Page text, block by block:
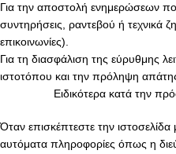
Για την αποστολή ενημερώσεων
συντηρήσεις, ραντεβού ή τεχνικά
επικοινωνίες).
Για τη διασφάλιση της εύρυθμης
ιστοτόπου και την πρόληψη
Ειδικότερα κατά την
Όταν επισκέπτεστε την ιστοσελίδα
αυτόματα πληροφορίες όπως η